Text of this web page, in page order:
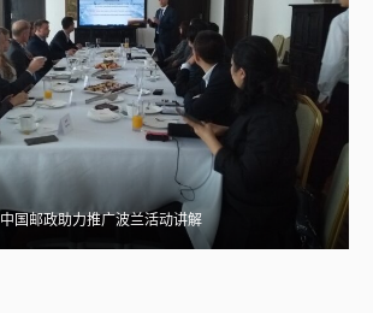
中国邮政助力推广波兰活动讲解